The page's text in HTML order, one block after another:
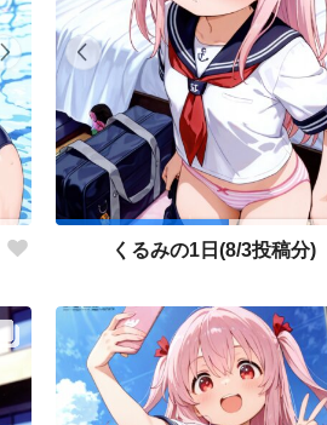
くるみの1日(8/3投稿分)